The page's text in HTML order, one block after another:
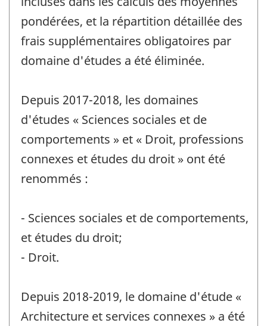
pondérées, et la répartition détaillée des
frais supplémentaires obligatoires par
domaine d'études a été éliminée.
Depuis 2017-2018, les domaines
d'études « Sciences sociales et de
comportements » et « Droit, professions
connexes et études du droit » ont été
renommés :
- Sciences sociales et de comportements,
et études du droit;
- Droit.
Depuis 2018-2019, le domaine d'étude «
Architecture et services connexes » a été